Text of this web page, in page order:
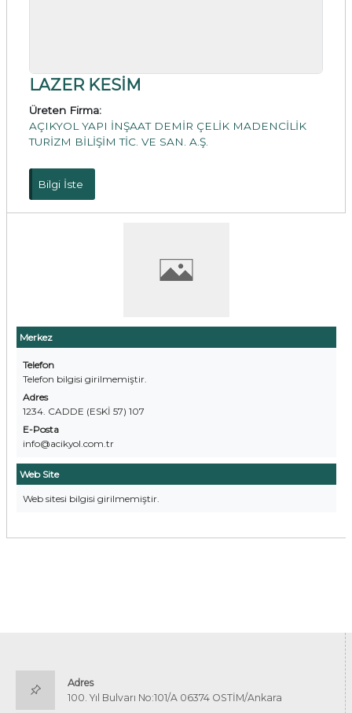
Merkez
Telefon
Telefon bilgisi girilmemiştir.
Adres
1234. CADDE (ESKİ 57) 107
E-Posta
info@acikyol.com.tr
Web Site
Web sitesi bilgisi girilmemiştir.
LAZER KESİM
Üreten Firma:
AÇIKYOL YAPI İNŞAAT DEMİR ÇELİK MADENCİLİK
TURİZM BİLİŞİM TİC. VE SAN. A.Ş.
Bilgi İste
Adres
100. Yıl Bulvarı No:101/A 06374 OSTİM/Ankara